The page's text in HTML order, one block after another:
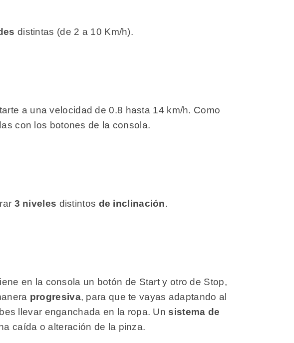
distintas (de 2 a 10 Km/h).
a una velocidad de 0.8 hasta 14 km/h. Como
con los botones de la consola.
3 niveles distintos de inclinación.
en la consola un botón de Start y otro de Stop,
progresiva, para que te vayas adaptando al
llevar enganchada en la ropa. Un sistema de
caída o alteración de la pinza.